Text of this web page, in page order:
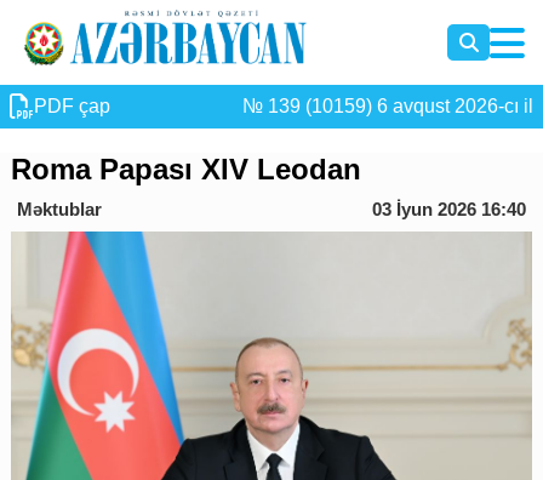
PDF çap № 139 (10159) 6 avqust 2026-cı il
Roma Papası XIV Leodan
Məktublar 03 İyun 2026 16:40